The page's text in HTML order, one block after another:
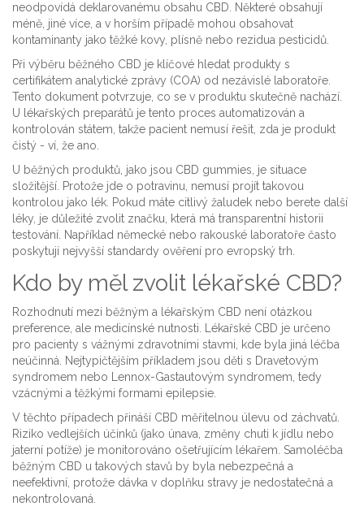
neodpovídá deklarovanému obsahu CBD. Některé obsahují
méně, jiné více, a v horším případě mohou obsahovat
kontaminanty jako těžké kovy, plísně nebo rezidua pesticidů.
Při výběru běžného CBD je klíčové hledat produkty s
certifikátem analytické zprávy (COA) od nezávislé laboratoře.
Tento dokument potvrzuje, co se v produktu skutečně nachází.
U lékařských preparátů je tento proces automatizován a
kontrolován státem, takže pacient nemusí řešit, zda je produkt
čistý - ví, že ano.
U běžných produktů, jako jsou CBD gummies, je situace
složitější. Protože jde o potravinu, nemusí projít takovou
kontrolou jako lék. Pokud máte citlivý žaludek nebo berete další
léky, je důležité zvolit značku, která má transparentní historii
testování. Například německé nebo rakouské laboratoře často
poskytují nejvyšší standardy ověření pro evropský trh.
Kdo by měl zvolit lékařské CBD?
Rozhodnutí mezi běžným a lékařským CBD není otázkou
preference, ale medicínské nutnosti. Lékařské CBD je určeno
pro pacienty s vážnými zdravotními stavmi, kde byla jiná léčba
neúčinná. Nejtypičtějším příkladem jsou děti s Dravetovým
syndromem nebo Lennox-Gastautovým syndromem, tedy
vzácnými a těžkými formami epilepsie.
V těchto případech přináší CBD měřitelnou úlevu od záchvatů.
Riziko vedlejších účinků (jako únava, změny chuti k jídlu nebo
jaterní potíže) je monitorováno ošetřujícím lékařem. Samoléčba
běžným CBD u takových stavů by byla nebezpečná a
neefektivní, protože dávka v doplňku stravy je nedostatečná a
nekontrolovaná.